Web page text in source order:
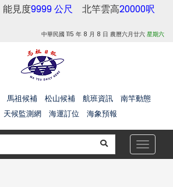
能見度9999 公尺 北竿雲高20000呎
中華民國 115 年 8 月 8 日 農曆六月廿六 星期六
馬祖候補 松山候補 航班資訊
南竿動態
天候監測網 海運訂位 海象預報
Toggle